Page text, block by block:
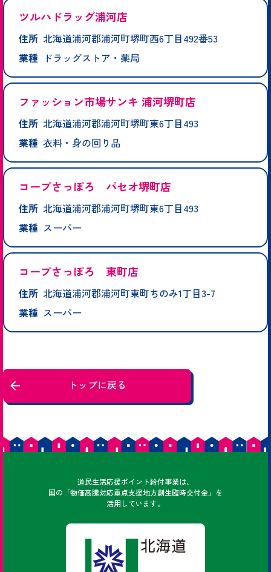
ツルハドラッグ浦河店
住所 北海道浦河郡浦河町堺町西6丁目492番53
業種
ドラッグストア・薬局
ファッション市場サンキ 浦河堺町店
住所 北海道浦河郡浦河町堺町東6丁目493
業種 衣料・身の回り品
コープさっぽろ パセオ堺町店
住所 北海道浦河郡浦河町堺町東6丁目493
業種 スーパー
コープさっぽろ 東町店
住所 北海道浦河郡浦河町東町ちのみ1丁目3-7
業種 スーパー
トップに戻る
道民どうみん
生活応援ポイント給付事業は、
国の「物価高騰対応重点支援地方創生臨時交付金」を
活用しています。